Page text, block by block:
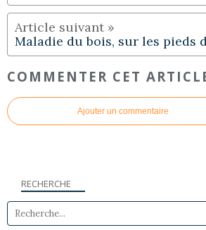
Maladie du bois, sur les pieds
COMMENTER CET
Ajouter un commentaire
RECHERCHE